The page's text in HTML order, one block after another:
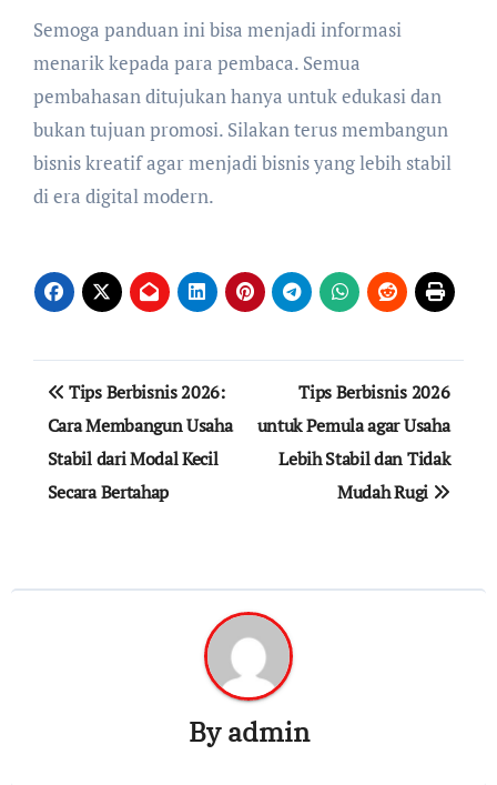
Semoga panduan ini bisa menjadi informasi
menarik kepada para pembaca. Semua
pembahasan ditujukan hanya untuk edukasi dan
bukan tujuan promosi. Silakan terus membangun
bisnis kreatif agar menjadi bisnis yang lebih stabil
di era digital modern.
Navigasi
pos
Tips Berbisnis 2026:
Cara Membangun Usaha
Stabil dari Modal Kecil
Secara Bertahap
Tips Berbisnis 2026
untuk Pemula agar Usaha
Lebih Stabil dan Tidak
Mudah Rugi
Byadmin